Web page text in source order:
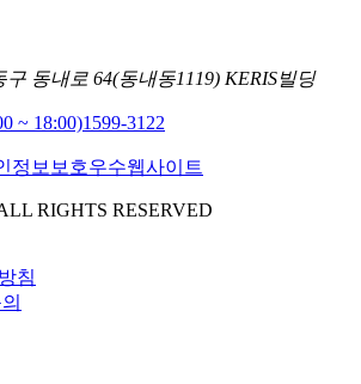
동내로 64(동내동1119) KERIS빌딩
~ 18:00)1599-3122
RIGHTS RESERVED
침